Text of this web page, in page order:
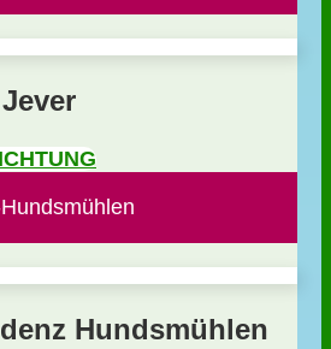
Hundsmühlen